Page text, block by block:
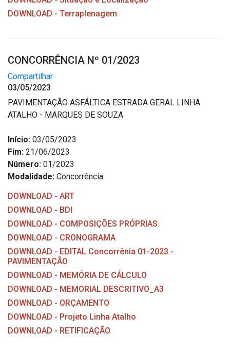
DOWNLOAD - Terraplenagem
CONCORRÊNCIA Nº 01/2023
Compartilhar
03/05/2023
PAVIMENTAÇÃO ASFÁLTICA ESTRADA GERAL LINHA
ATALHO - MARQUES DE SOUZA
Início: 03/05/2023
Fim: 21/06/2023
Número: 01/2023
Modalidade: Concorrência
DOWNLOAD - ART
DOWNLOAD - BDI
DOWNLOAD - COMPOSIÇÕES PRÓPRIAS
DOWNLOAD - CRONOGRAMA
DOWNLOAD - EDITAL Concorrênia 01-2023 -
PAVIMENTAÇÃO
DOWNLOAD - MEMÓRIA DE CÁLCULO
DOWNLOAD - MEMORIAL DESCRITIVO_A3
DOWNLOAD - ORÇAMENTO
DOWNLOAD - Projeto Linha Atalho
DOWNLOAD - RETIFICAÇÃO